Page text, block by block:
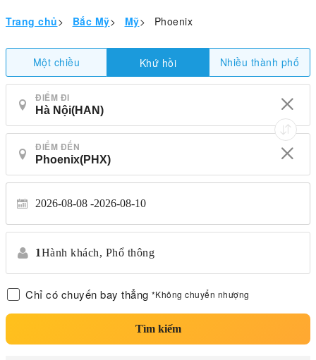
Trang chủ> Bắc Mỹ> Mỹ> Phoenix
Một chiều Khứ hồi Nhiều thành phố
ĐIỂM ĐI
ĐIỂM ĐẾN
2026-08-08 2026-08-10
1Hành khách, Phổ thông
Chỉ có chuyến bay thẳng *Không chuyển nhượng
Tìm kiếm